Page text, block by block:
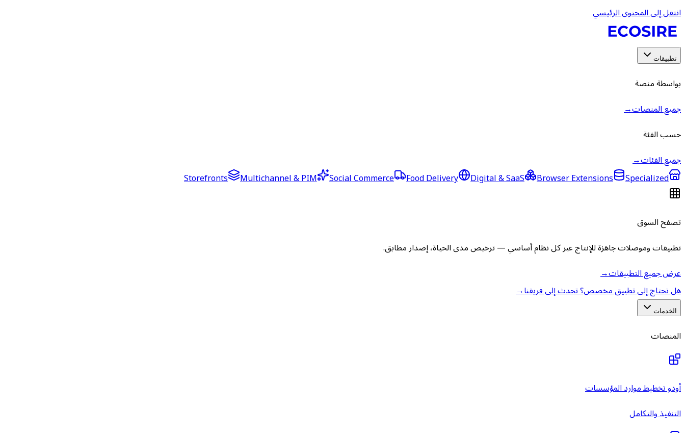
انتقل إلى المحتوى الرئيسي
تطبيقات
بواسطة منصة
جميع المنصات→
حسب الفئة
جميع الفئات→
Storefronts
Multichannel & PIM Social Commerce Food Delivery Digital & SaaS Browser Extensions Specialized
تصفح السوق
تطبيقات وموصلات جاهزة للإنتاج عبر كل نظام أساسي — ترخيص مدى الحياة، إصدار مطابق.
عرض جميع التطبيقات→
هل تحتاج إلى تطبيق مخصص؟ تحدث إلى فريقنا→
الخدمات
المنصات
أودو تخطيط موارد المؤسسات
التنفيذ والتكامل